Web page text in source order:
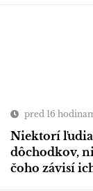
pred 16
Niektorí ľudia
dôchodkov,
čoho závisí